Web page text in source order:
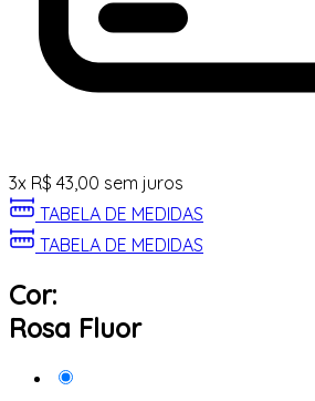
3x R$ 43,00 sem juros
TABELA DE MEDIDAS
TABELA DE MEDIDAS
Cor:
Rosa Fluor